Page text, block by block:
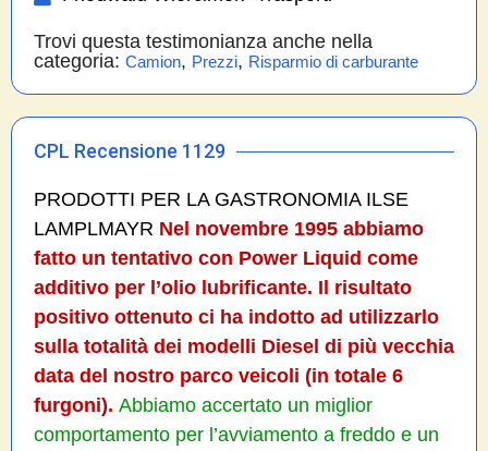
Trovi questa testimonianza anche nella
categoria: Camion, Prezzi, Risparmio di carburante
CPL Recensione 1129
PRODOTTI PER LA GASTRONOMIA ILSE
LAMPLMAYR Nel novembre 1995 abbiamo
fatto un tentativo con Power Liquid come
additivo per l’olio lubrificante. Il risultato
positivo ottenuto ci ha indotto ad utilizzarlo
sulla totalità dei modelli Diesel di più vecchia
data del nostro parco veicoli (in totale 6
furgoni). Abbiamo accertato un miglior
comportamento per l’avviamento a freddo e un